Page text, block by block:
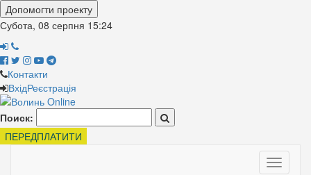
Допомогти проекту
Субота, 08 серпня 15:24
Контакти
ВхідРеєстрація
Поиск:
ПЕРЕДПЛАТИТИ
Toggle